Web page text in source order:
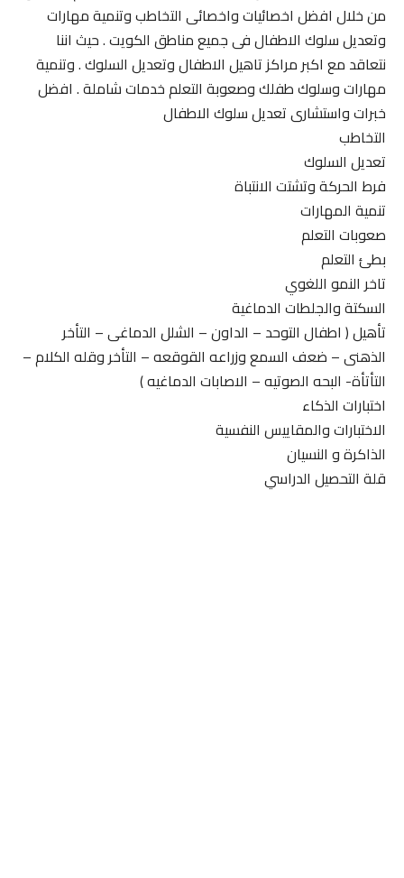
من خلال افضل اخصائيات واخصائى التخاطب وتنمية مهارات
وتعديل سلوك الاطفال فى جميع مناطق الكويت . حيث اننا
نتعاقد مع اكبر مراكز تاهيل الاطفال وتعديل السلوك . وتنمية
مهارات وسلوك طفلك وصعوبة التعلم خدمات شاملة . افضل
خبرات واستشارى تعديل سلوك الاطفال
التخاطب
تعديل السلوك
فرط الحركة وتشتت الانتباة
تنمية المهارات
صعوبات التعلم
بطئ التعلم
تاخر النمو اللغوي
السكتة والجلطات الدماغية
تأهيل ( اطفال التوحد – الداون – الشلل الدماغى – التأخر
الذهنى – ضعف السمع وزراعه القوقعه – التأخر وقله الكلام –
التأتأة- البحه الصوتيه – الاصابات الدماغيه )
اختبارات الذكاء
الاختبارات والمقاييس النفسية
الذاكرة و النسيان
قلة التحصيل الدراسي